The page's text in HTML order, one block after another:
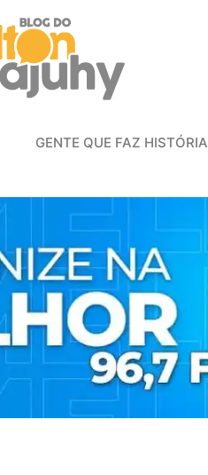
GENTE QUE FAZ HISTÓRIA